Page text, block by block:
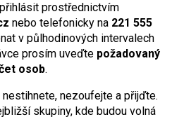
prostřednictvím
nebo telefonicky na 221 555
v půlhodinových intervalech
prosím uveďte požadovaný
osob.
nezoufejte a přijďte.
skupiny, kde budou volná